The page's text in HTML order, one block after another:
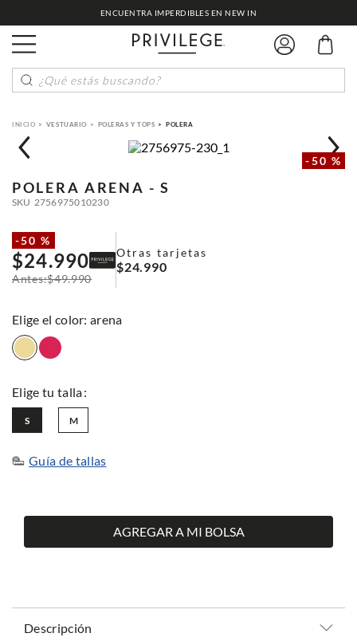
ENCUENTRA IMPERDIBLES EN NEW IN
¿Qué estás buscando?
VESTUARIO POLERAS Y TOPS POLERA
-50 %
POLERA ARENA - S
SKU 2756975010230
-50 %
$24.990
$49.990
Otras tarjetas
$24.990
: arena
M
S
Guía de tallas
AGREGAR A MI BOLSA
Descripción